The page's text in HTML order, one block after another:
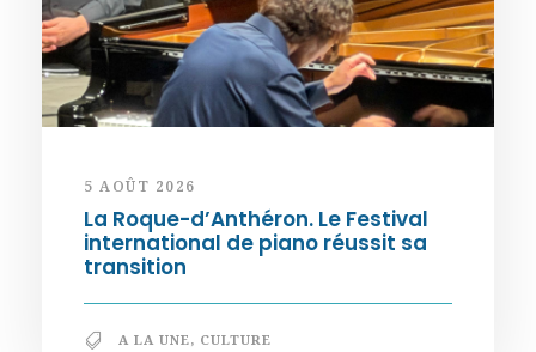
5 AOÛT 2026
La Roque-d’Anthéron. Le Festival
international de piano réussit sa
transition
A LA UNE, CULTURE